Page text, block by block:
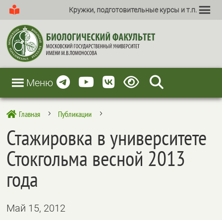
Кружки, подготовительные курсы и т.п.
Меню
 Главная 5 Публикации 5
Стажировка в университете
Стокгольма весной 2013
года
Май 15, 2012